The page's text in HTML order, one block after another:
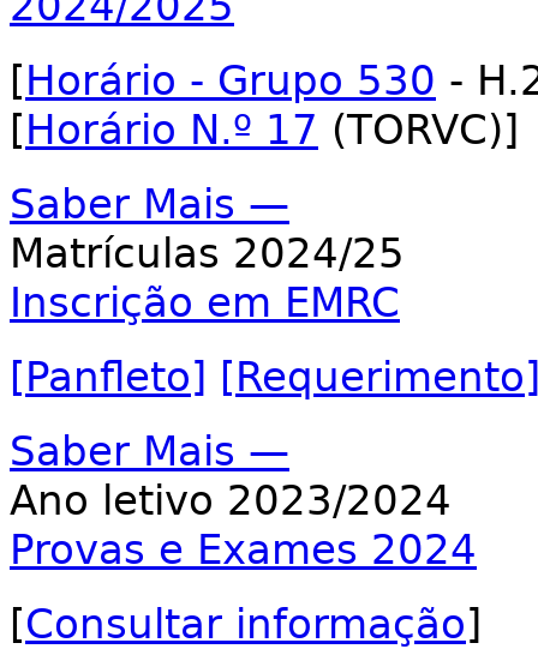
[Horário - Grupo 530 -
[Horário N.º 17 (TORVC)]
Saber Mais —
Matrículas 2024/25
Inscrição em EMRC
[Panfleto]
Saber Mais —
Ano letivo 2023/2024
Provas e Exames 2024
[Consultar informação]